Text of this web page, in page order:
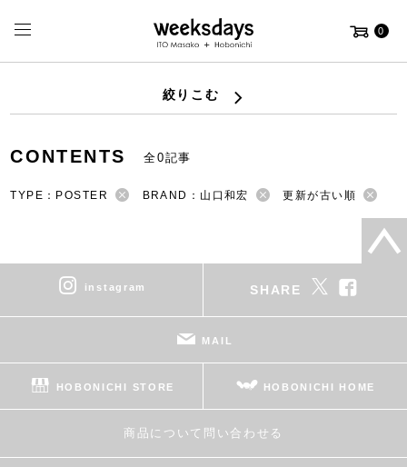
0
絞りこむ
CONTENTS 全0記事
TYPE：POSTER BRAND：山口和宏 更新が古い順
instagram SHARE
MAIL
HOBONICHI STORE HOBONICHI HOME
商品について問い合わせる